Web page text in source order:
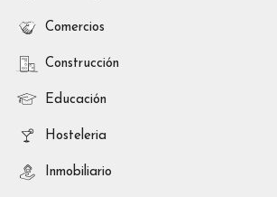
Comercios
Construcción
Educación
Hosteleria
Inmobiliario